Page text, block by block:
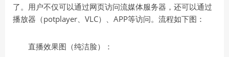
了。用户不仅可以通过网页访问流媒体服务器，还可以通过
播放器（potplayer、VLC）、APP等访问。流程如下图：
直播效果图（纯洁脸）：